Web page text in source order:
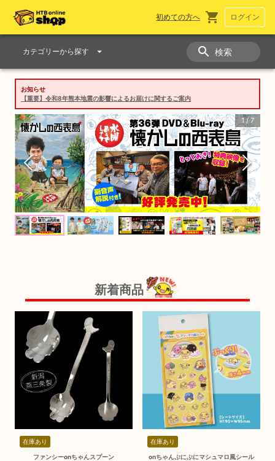
初めての方へ ログイン
カテゴリーから探す 検索
お知らせ
【重要】令和8年熊本地震の影響によるお届けに関するご案内
1/7
新着商品
在庫あり
ファンシーonちゃんスプーン
在庫あり
onちゃんぷにぷにマシュマロ風シール